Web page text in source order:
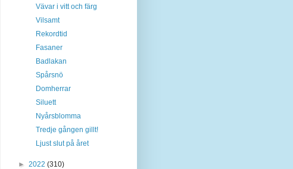
Vävar i vitt och färg
Vilsamt
Rekordtid
Fasaner
Badlakan
Spårsnö
Domherrar
Siluett
Nyårsblomma
Tredje gången gillt!
Ljust slut på året
► 2022 (310)